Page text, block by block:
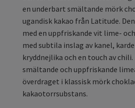
en underbart smältande mörk
ugandisk kakao från Latitude.
med en uppfriskande vit lime-
med subtila inslag av kanel,
kryddnejlika och en touch av
smältande och uppfriskande
överdraget i klassisk mörk
kakaotorrsubstans.